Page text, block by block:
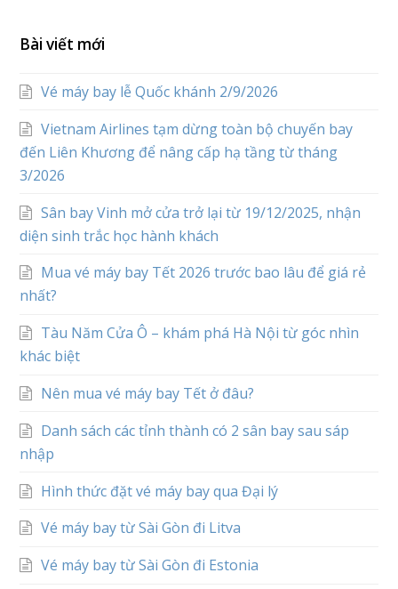
Bài viết mới
Vé máy bay lễ Quốc khánh 2/9/2026
Vietnam Airlines tạm dừng toàn bộ chuyến bay
đến Liên Khương để nâng cấp hạ tầng từ tháng
3/2026
Sân bay Vinh mở cửa trở lại từ 19/12/2025, nhận
diện sinh trắc học hành khách
Mua vé máy bay Tết 2026 trước bao lâu để giá rẻ
nhất?
Tàu Năm Cửa Ô – khám phá Hà Nội từ góc nhìn
khác biệt
Nên mua vé máy bay Tết ở đâu?
Danh sách các tỉnh thành có 2 sân bay sau sáp
nhập
Hình thức đặt vé máy bay qua Đại lý
Vé máy bay từ Sài Gòn đi Litva
Vé máy bay từ Sài Gòn đi Estonia